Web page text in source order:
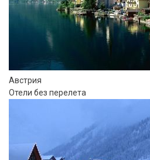
Австрия
Отели без перелета
Сетевые отели Таиланда
Сетевые отели Шри Ланки
Сетевые отели Вьетнама
Сетевые отели Бали